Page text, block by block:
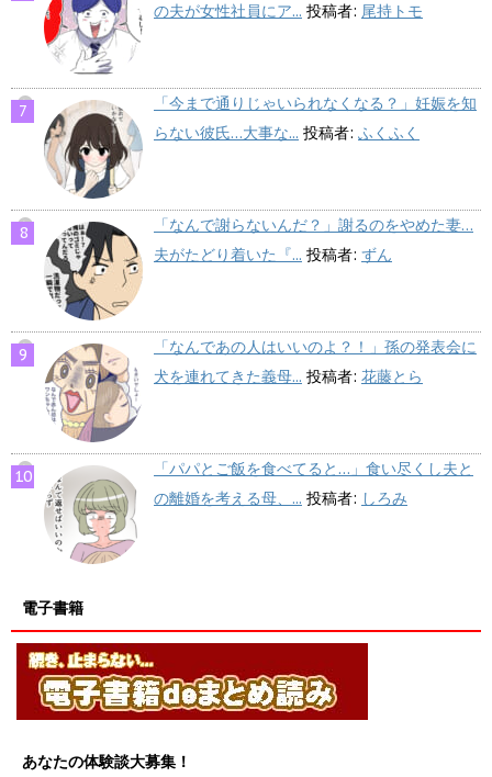
の夫が女性社員にア... 投稿者: 尾持トモ
「今まで通りじゃいられなくなる？」妊娠を知
らない彼氏…大事な... 投稿者: ふくふく
「なんで謝らないんだ？」謝るのをやめた妻…
夫がたどり着いた『... 投稿者: ずん
「なんであの人はいいのよ？！」孫の発表会に
犬を連れてきた義母... 投稿者: 花藤とら
「パパとご飯を食べてると…」食い尽くし夫と
の離婚を考える母、... 投稿者: しろみ
電子書籍
あなたの体験談大募集！